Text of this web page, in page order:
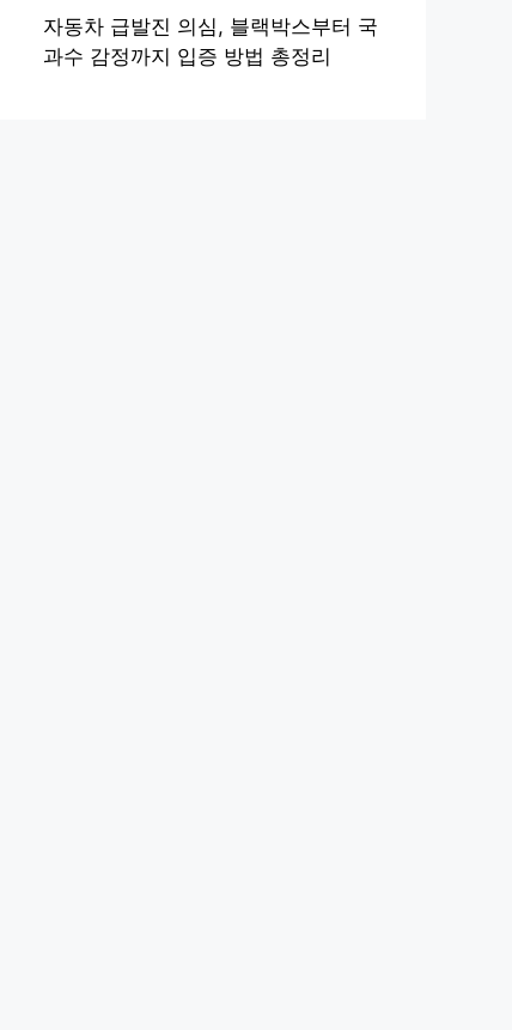
자동차 급발진 의심, 블랙박스부터 국
과수 감정까지 입증 방법 총정리